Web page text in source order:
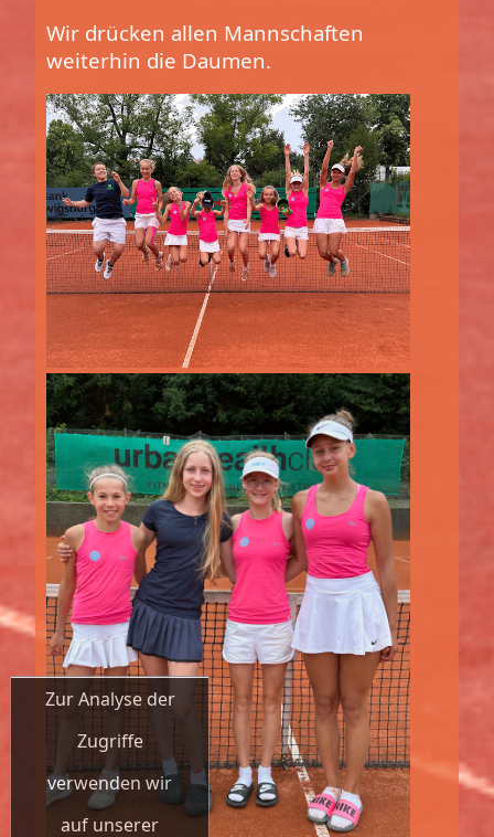
Zur Analyse der
Zugriffe
verwenden wir
auf unserer
Wir drücken allen Mannschaften
weiterhin die Daumen.